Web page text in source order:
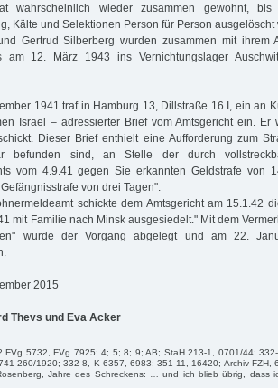
wahrscheinlich wieder zusammen gewohnt,
Kälte und Selektionen Person für Person ausgelöscht
Gertrud Silberberg wurden zusammen mit ihrem
am 12. März 1943 ins Vernichtungslager
1941 traf in Hamburg 13, Dillstraße 16 I, ein an
Israel – adressierter Brief vom Amtsgericht ein. Er
Dieser Brief enthielt eine Aufforderung zum
befunden sind, an Stelle der durch
vom 4.9.41 gegen Sie erkannten Geldstrafe von
von drei Tagen".
schickte dem Amtsgericht am 15.1.42
mit Familie nach Minsk ausgesiedelt." Mit dem
wurde der Vorgang abgelegt und am 22.
2015
Thevs und Eva Acker
FVg 5732, FVg 7925; 4; 5; 8; 9; AB; StaH 213-1, 0701/44;
260/1920; 332-8, K 6357, 6983; 351-11, 16420; Archiv FZH,
Jahre des Schreckens: … und ich blieb übrig, dass